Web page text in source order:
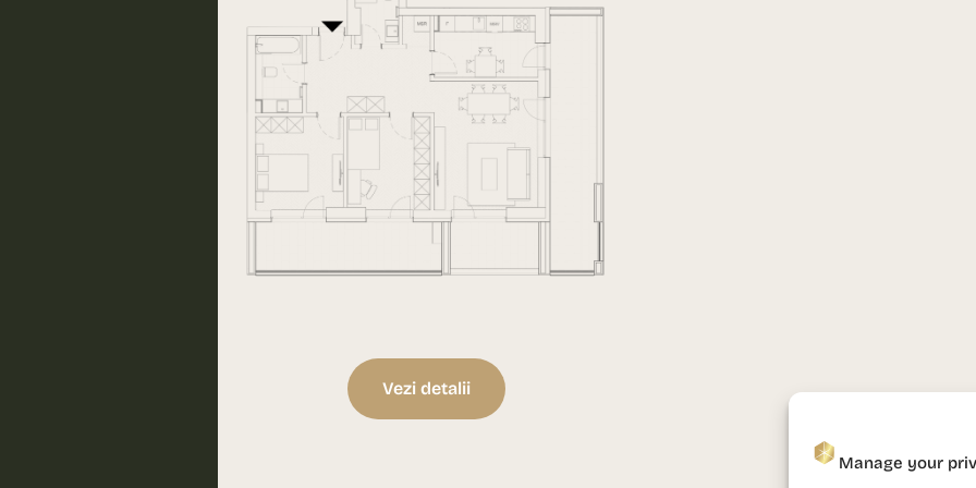
Manage your
Vezi detalii